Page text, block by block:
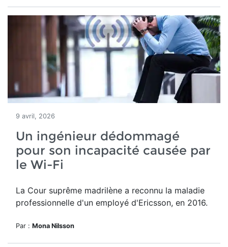
9 avril, 2026
Un ingénieur dédommagé
pour son incapacité causée par
le Wi-Fi
La Cour suprême madrilène a reconnu la maladie
professionnelle d'un employé d'Ericsson, en 2016.
Par : Mona Nilsson